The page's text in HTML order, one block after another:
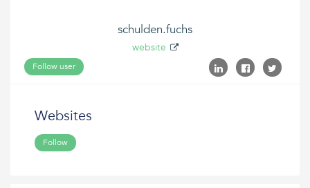
schulden.fuchs
website
Follow user
Websites
Follow